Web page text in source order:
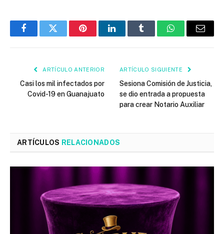
FacebookTwitter PinterestLinkedInTumblr WhatsAppEmail
ARTÍCULO ANTERIOR
Casi los mil infectados por
Covid-19 en Guanajuato
ARTÍCULO SIGUIENTE
Sesiona Comisión de Justicia,
se dio entrada a propuesta
para crear Notario Auxiliar
ARTÍCULOS RELACIONADOS